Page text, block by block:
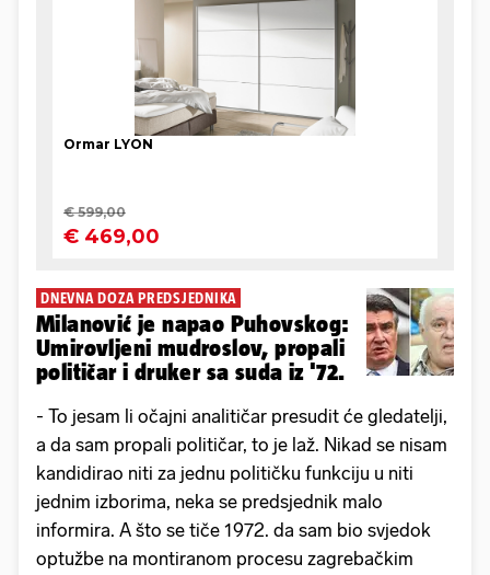
DNEVNA DOZA PREDSJEDNIKA
Milanović je napao Puhovskog:
Umirovljeni mudroslov, propali
političar i druker sa suda iz '72.
- To jesam li očajni analitičar presudit će gledatelji,
a da sam propali političar, to je laž. Nikad se nisam
kandidirao niti za jednu političku funkciju u niti
jednim izborima, neka se predsjednik malo
informira. A što se tiče 1972. da sam bio svjedok
optužbe na montiranom procesu zagrebačkim